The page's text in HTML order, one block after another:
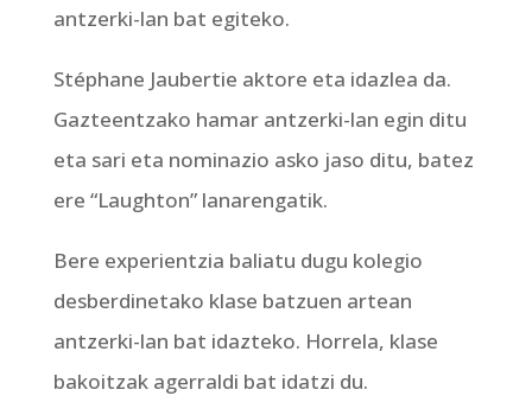
antzerki-lan bat egiteko.
Stéphane Jaubertie aktore eta idazlea da.
Gazteentzako hamar antzerki-lan egin ditu
eta sari eta nominazio asko jaso ditu, batez
ere “Laughton” lanarengatik.
Bere experientzia baliatu dugu kolegio
desberdinetako klase batzuen artean
antzerki-lan bat idazteko. Horrela, klase
bakoitzak agerraldi bat idatzi du.